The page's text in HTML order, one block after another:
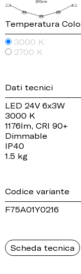
Temperatura
3000 K
2700 K
Dati tecnici
LED 24V 6x3W
3000 K
1176lm, CRI 90+
Dimmable
IP40
1.5 kg
Codice variante
F75A01Y0216
Scheda tecnica